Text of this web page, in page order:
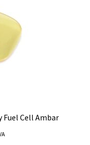
Fuel Cell Ambar